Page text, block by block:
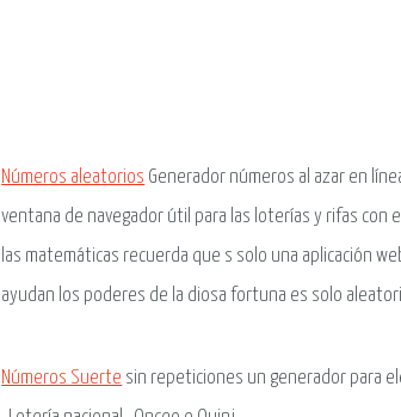
Números aleatorios Generador números al azar en
ventana de navegador útil para las loterías y rifas con
las matemáticas recuerda que s solo una aplicación
ayudan los poderes de la diosa fortuna es solo
Números Suerte sin repeticiones un generador para